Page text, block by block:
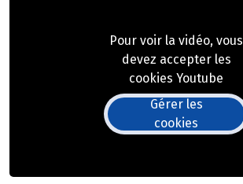
Pour voir la vidéo, vous
devez accepter les
cookies Youtube
Gérer les
cookies